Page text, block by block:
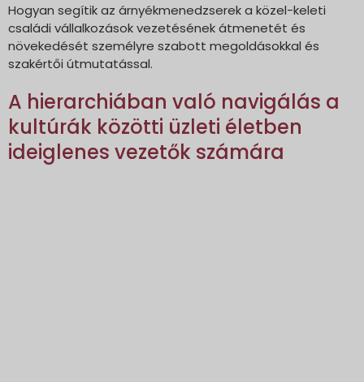
Hogyan segítik az árnyékmenedzserek a közel-keleti
családi vállalkozások vezetésének átmenetét és
növekedését személyre szabott megoldásokkal és
szakértői útmutatással.
A hierarchiában való navigálás a
kultúrák közötti üzleti életben
ideiglenes vezetők számára